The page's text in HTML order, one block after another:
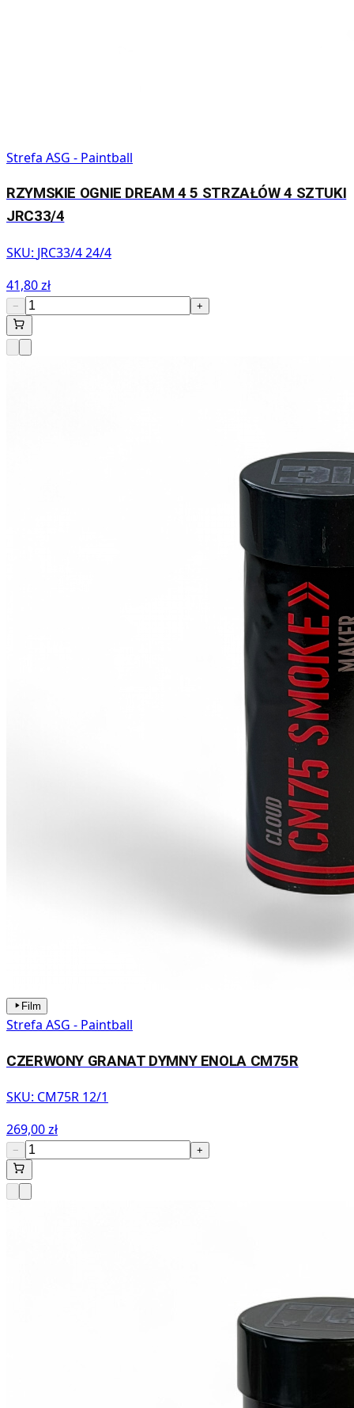
Strefa ASG - Paintball
RZYMSKIE OGNIE DREAM 4 5 STRZAŁÓW 4 SZTUKI
JRC33/4
SKU: JRC33/4 24/4
41,80 zł
− +
Film
Strefa ASG - Paintball
CZERWONY GRANAT DYMNY ENOLA CM75R
SKU: CM75R 12/1
269,00 zł
− +